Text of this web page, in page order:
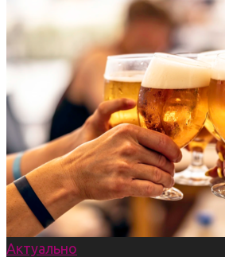
Актуально